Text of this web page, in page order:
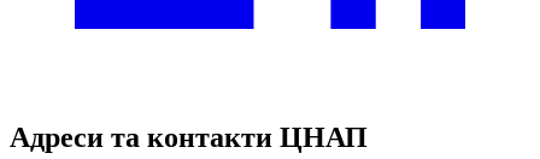
Адреси та контакти ЦНАП